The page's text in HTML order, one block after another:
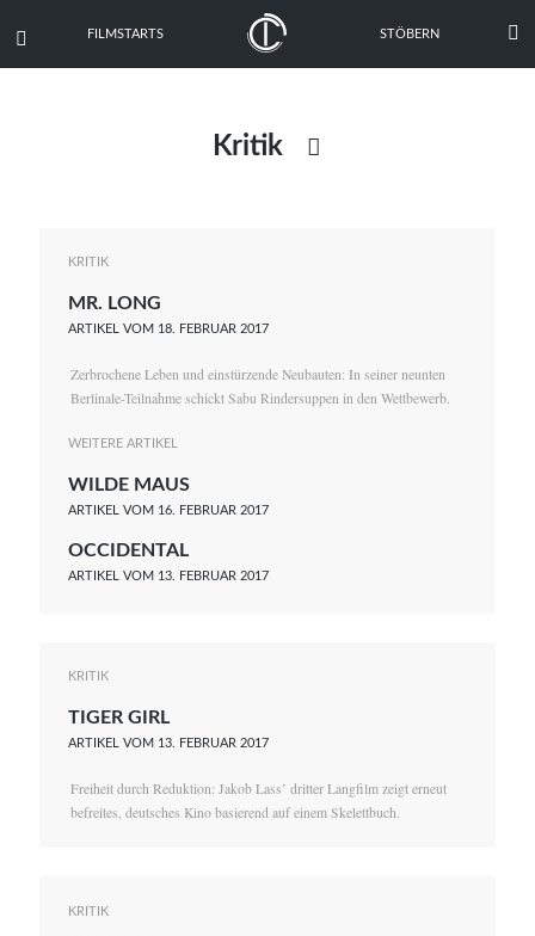
 FILMSTARTS STÖBERN 
Kritik 
Gewinnspiel
News
Serie
KRITIK
MR. LONG
ARTIKEL VOM 18. FEBRUAR 2017
Zerbrochene Leben und einstürzende Neubauten: In seiner neunten
Berlinale-Teilnahme schickt Sabu Rindersuppen in den Wettbewerb.
WEITERE ARTIKEL
WILDE MAUS
ARTIKEL VOM 16. FEBRUAR 2017
OCCIDENTAL
ARTIKEL VOM 13. FEBRUAR 2017
KRITIK
TIGER GIRL
ARTIKEL VOM 13. FEBRUAR 2017
Freiheit durch Reduktion: Jakob Lass’ dritter Langfilm zeigt erneut
befreites, deutsches Kino basierend auf einem Skelettbuch.
KRITIK